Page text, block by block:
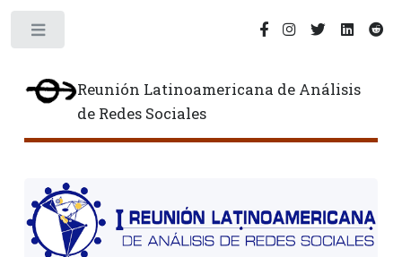
Reunión Latinoamericana de Análisis
de Redes Sociales